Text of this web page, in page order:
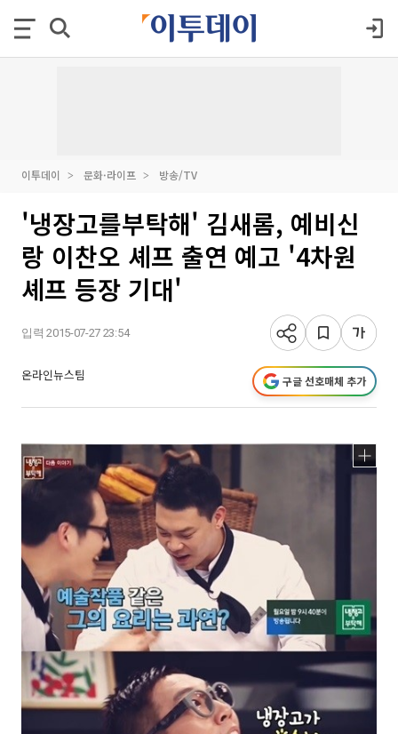
이투데이 문화·라이프 방송/TV
'냉장고를부탁해' 김새롬, 예비신
랑 이찬오 셰프 출연 예고 '4차원
셰프 등장 기대'
입력 2015-07-27 23:54
온라인뉴스팀 구글 선호매체 추가